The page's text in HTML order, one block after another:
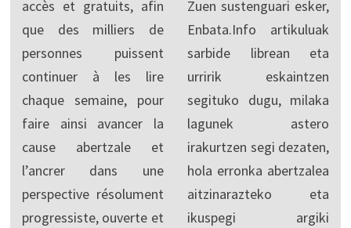
accès et gratuits, afin
que des milliers de
personnes puissent
continuer à les lire
chaque semaine, pour
faire ainsi avancer la
cause abertzale et
l’ancrer dans une
perspective résolument
progressiste, ouverte et
Zuen sustenguari esker,
Enbata.Info artikuluak
sarbide librean eta
urririk eskaintzen
segituko dugu, milaka
lagunek astero
irakurtzen segi dezaten,
hola erronka abertzalea
aitzinarazteko eta
ikuspegi argiki